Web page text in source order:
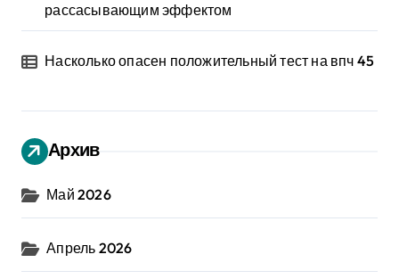
рассасывающим эффектом
Насколько опасен положительный тест на впч 45
Архив
Май 2026
Апрель 2026